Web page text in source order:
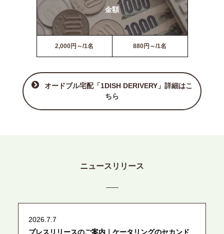
金額
2,000円～/1名 880円～/1名
オードブル宅配「1DISH DERIVERY」詳細はこ
ちら
ニュースリリース
2026.7.7
プレスリリースのご案内｜ケータリングのセカンド